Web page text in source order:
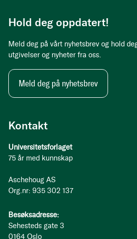
Kontakt
Universitetsforlaget
75 år med kunnskap
Aschehoug AS
Org.nr: 935 302 137
Besøksadresse:
Sehesteds gate 3
0164 Oslo
Hold deg oppdatert!
Meld deg på vårt nyhetsbrev og hold
utgivelser og nyheter fra oss.
Meld deg på nyhetsbrev